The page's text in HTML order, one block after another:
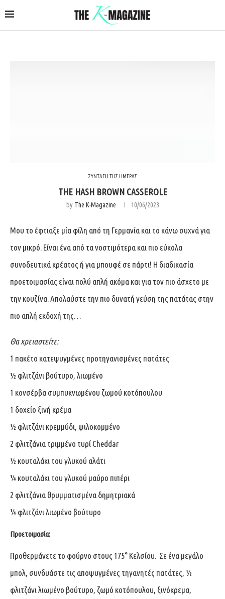
ΣΥΝΤΑΓΗ ΤΗΣ ΗΜΕΡΑΣ
THE HASH BROWN CASSEROLE
by The K-Magazine 10/06/2023
Μου το έφτιαξε μία φίλη από τη Γερμανία και το κάνω συχνά για
τον μικρό. Είναι ένα από τα νοστιμότερα και πιο εύκολα
συνοδευτικά κρέατος ή για μπουφέ σε πάρτι! Η διαδικασία
προετοιμασίας είναι πολύ απλή ακόμα και για τον πιο άσχετο με
την κουζίνα. Απολαύστε την πιο δυνατή γεύση της πατάτας στην
πιο απλή εκδοχή της…
Θα χρειαστείτε:
1 πακέτο κατεψυγμένες προτηγανισμένες πατάτες
½ φλιτζάνι βούτυρο, λιωμένο
1 κονσέρβα συμπυκνωμένου ζωμού κοτόπουλου
1 δοχείο ξινή κρέμα
½ φλιτζάνι κρεμμύδι, ψιλοκομμένο
2 φλιτζάνια τριμμένο τυρί Cheddar
½ κουταλάκι του γλυκού αλάτι
¼ κουταλάκι του γλυκού μαύρο πιπέρι
2 φλιτζάνια θρυμματισμένα δημητριακά
¼ φλιτζάνι λιωμένο βούτυρο
Προετοιμασία:
Προθερμάνετε το φούρνο στους 175° Κελσίου. Σε ένα μεγάλο
μπολ, συνδυάστε τις αποψυγμένες τηγανητές πατάτες, ½
φλιτζάνι λιωμένο βούτυρο, ζωμό κοτόπουλου, ξινόκρεμα,